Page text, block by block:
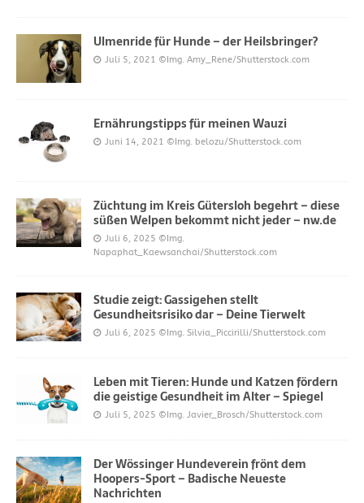
Ulmenride für Hunde – der Heilsbringer?
Juli 5, 2021 ©Img. Amy_Rene/Shutterstock.com
Ernährungstipps für meinen Wauzi
Juni 14, 2021 ©Img. belozu/Shutterstock.com
Züchtung im Kreis Gütersloh begehrt – diese
süßen Welpen bekommt nicht jeder – nw.de
Juli 6, 2025 ©Img.
Napaphat_Kaewsanchai/Shutterstock.com
Studie zeigt: Gassigehen stellt
Gesundheitsrisiko dar – Deine Tierwelt
Juli 6, 2025 ©Img. Silvia_Piccirilli/Shutterstock.com
Leben mit Tieren: Hunde und Katzen fördern
die geistige Gesundheit im Alter – Spiegel
Juli 5, 2025 ©Img. Javier_Brosch/Shutterstock.com
Der Wössinger Hundeverein frönt dem
Hoopers-Sport – Badische Neueste
Nachrichten